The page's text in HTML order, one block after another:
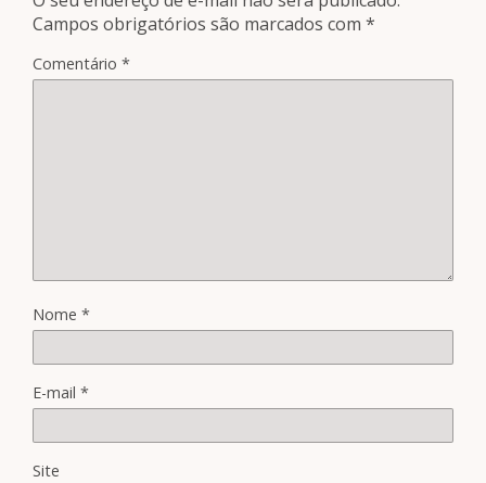
Campos obrigatórios são marcados com *
Comentário *
Nome *
E-mail *
Site